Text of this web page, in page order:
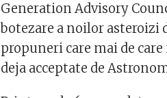
Generation Advisory
botezare a noilor asteroizi
propuneri care mai de
deja acceptate de